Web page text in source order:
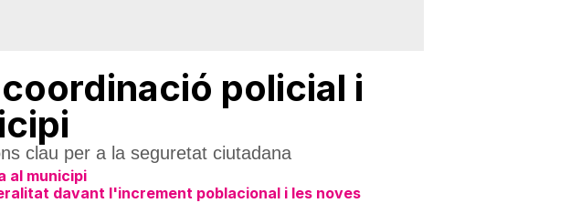
policial i
clau per a la seguretat ciutadana
al municipi
davant l'increment poblacional i les noves